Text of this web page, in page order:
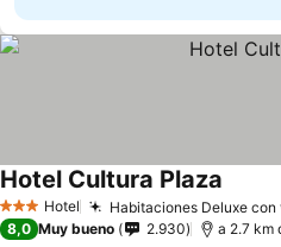
3 Estrellas
Hotel Habitaciones Deluxe
Hotel Cultura Plaza
8,0 Muy bueno 2.930 a 2.7 km